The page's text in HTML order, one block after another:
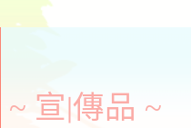
~ 宣∣傳品 ~